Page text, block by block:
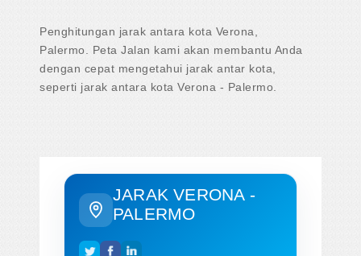
Penghitungan jarak antara kota Verona,
Palermo. Peta Jalan kami akan membantu Anda
dengan cepat mengetahui jarak antar kota,
seperti jarak antara kota Verona - Palermo.
JARAK VERONA -
PALERMO